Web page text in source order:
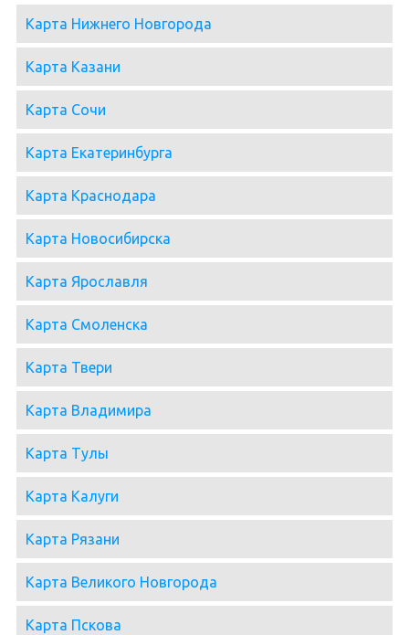
Карта Нижнего Новгорода
Карта Казани
Карта Сочи
Карта Екатеринбурга
Карта Краснодара
Карта Новосибирска
Карта Ярославля
Карта Смоленска
Карта Твери
Карта Владимира
Карта Тулы
Карта Калуги
Карта Рязани
Карта Великого Новгорода
Карта Пскова